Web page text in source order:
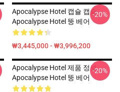
Apocalypse Hotel 캡슐 캡슐
Apocalypse Hotel 뚱 베어
₩3,445,000 - ₩3,996,200
-20%
Apocalypse Hotel 제품 정보
Apocalypse Hotel 뚱 베어
-20%